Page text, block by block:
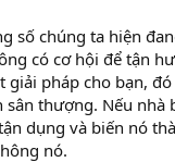
số chúng ta hiện
có cơ hội để tận
giải pháp cho bạn,
thượng. Nếu nhà
dụng và biến nó
nó.